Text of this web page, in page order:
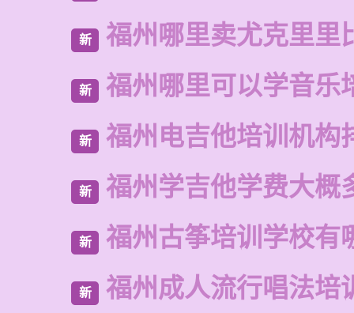
新 福州哪里卖尤克里里
新 福州哪里可以学音乐
新 福州电吉他培训机构
新 福州学吉他学费大概
新 福州古筝培训学校有
新 福州成人流行唱法培